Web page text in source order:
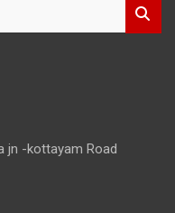
jn -kottayam Road